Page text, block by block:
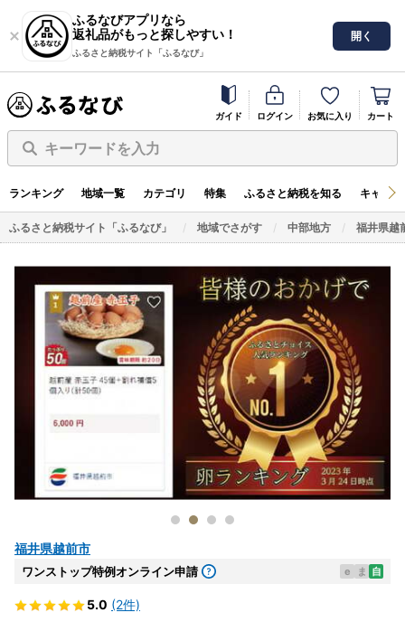
ふるなびアプリなら
返礼品がもっと探しやすい！
ふるさと納税サイト「ふるなび」
開く
ガイド ログイン お気に入り カート
キーワードを入力
ランキング 地域一覧 カテゴリ 特集 ふるさと納税を知る キャン
ふるさと納税サイト「ふるなび」 地域でさがす 中部地方 福井県越
福井県越前市
ワンストップ特例オンライン申請 e ま 自
5.0 (2件)